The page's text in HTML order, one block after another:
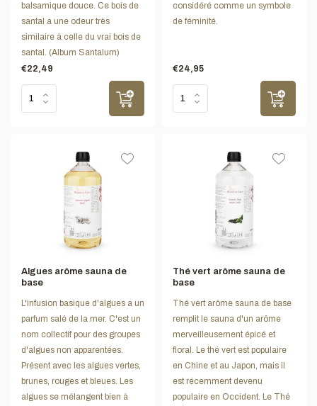
balsamique douce. Ce bois de
santal a une odeur très
similaire à celle du vrai bois de
santal. (Album Santalum)
€22,49
considéré comme un symbole
de féminité.
€24,95
Algues arôme sauna de
base
L'infusion basique d'algues a un
parfum salé de la mer. C'est un
nom collectif pour des groupes
d'algues non apparentées.
Présent avec les algues vertes,
brunes, rouges et bleues. Les
algues se mélangent bien à
Thé vert arôme sauna de
base
Thé vert arôme sauna de base
remplit le sauna d'un arôme
merveilleusement épicé et
floral. Le thé vert est populaire
en Chine et au Japon, mais il
est récemment devenu
populaire en Occident. Le Thé